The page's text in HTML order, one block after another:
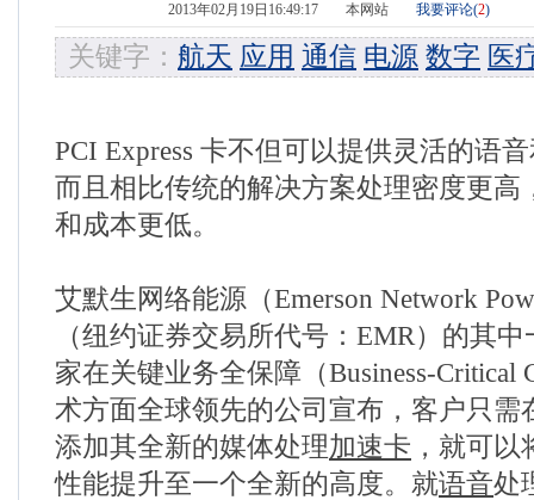
2013年02月19日16:49:17 本网站 我要评论(2)
关键字： 航天 应用 通信 电源 数字 医
PCI Express 卡不但可以提供灵活的语
而且相比传统的解决方案处理密度更高
和成本更低。
艾默生网络能源（Emerson Network
（纽约证券交易所代号：EMR）的其
家在关键业务全保障（Business-Critical
术方面全球领先的公司宣布，客户只需
添加其全新的媒体处理加速卡 ，就可
性能提升至一个全新的高度。就语音处